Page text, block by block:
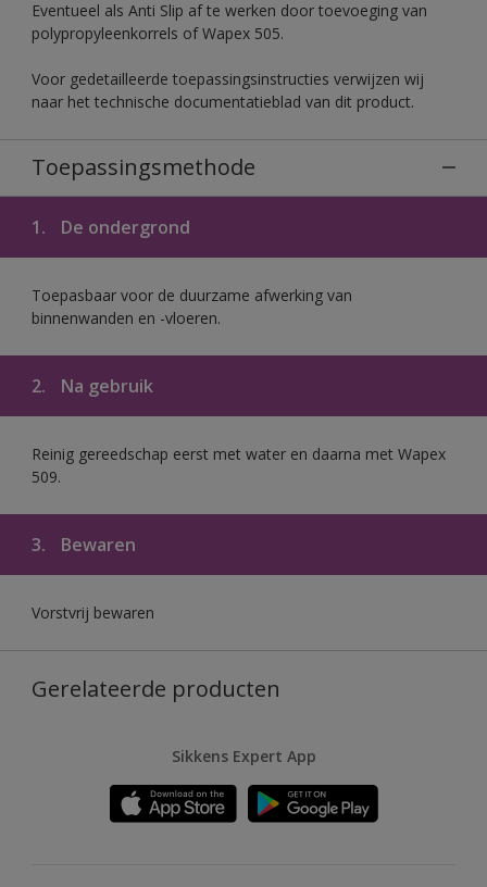
Eventueel als Anti Slip af te werken door toevoeging van
polypropyleenkorrels of Wapex 505.
Voor gedetailleerde toepassingsinstructies verwijzen wij
naar het technische documentatieblad van dit product.
Toepassingsmethode
1. De ondergrond
Toepasbaar voor de duurzame afwerking van
binnenwanden en -vloeren.
2. Na gebruik
Reinig gereedschap eerst met water en daarna met Wapex
509.
3. Bewaren
Vorstvrij bewaren
Gerelateerde producten
Sikkens Expert App